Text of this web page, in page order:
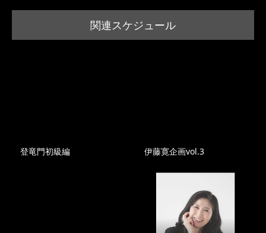
関連スケジュール
登竜門初級編 伊藤寛企画vol.3